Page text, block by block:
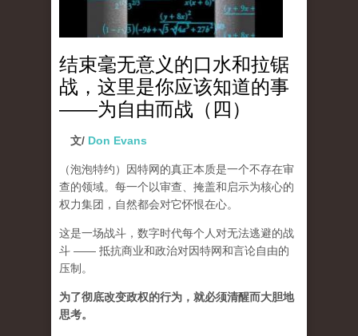
结束毫无意义的口水和拉锯
战，这里是你应该知道的事
——为自由而战（四）
文/ Don Evans
（泡泡特约）
因特网的真正本质是一个不存在审
查的领域。每一个以审查、掩盖和启示为核心的
权力集团，自然都会对它怀恨在心。
这是一场战斗，数字时代每个人对无法逃避的战
斗 —— 抵抗商业和政治对因特网和言论自由的
压制。
为了彻底改变政权的行为，就必须清醒而大胆地
思考。